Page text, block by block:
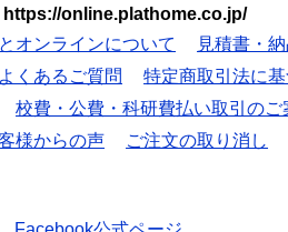
https://online.plathome.co.jp/
オンラインについて
見積書・
よくあるご質問
特定商取引法に
校費・公費・科研費払い取引のご
様からの声 ご注文の取り消し